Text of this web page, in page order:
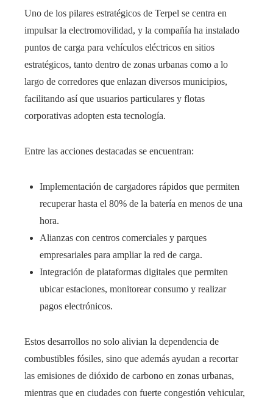
Uno de los pilares estratégicos de Terpel se centra en
impulsar la electromovilidad, y la compañía ha instalado
puntos de carga para vehículos eléctricos en sitios
estratégicos, tanto dentro de zonas urbanas como a lo
largo de corredores que enlazan diversos municipios,
facilitando así que usuarios particulares y flotas
corporativas adopten esta tecnología.
Entre las acciones destacadas se encuentran:
Implementación de cargadores rápidos que permiten
recuperar hasta el 80% de la batería en menos de una
hora.
Alianzas con centros comerciales y parques
empresariales para ampliar la red de carga.
Integración de plataformas digitales que permiten
ubicar estaciones, monitorear consumo y realizar
pagos electrónicos.
Estos desarrollos no solo alivian la dependencia de
combustibles fósiles, sino que además ayudan a recortar
las emisiones de dióxido de carbono en zonas urbanas,
mientras que en ciudades con fuerte congestión vehicular,